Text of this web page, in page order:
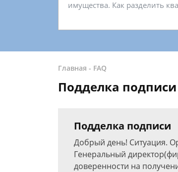
Главная - FAQ
Подделка подписи
Подделка подписи
Добрый день! Ситуация.
Генеральный
доверенности на